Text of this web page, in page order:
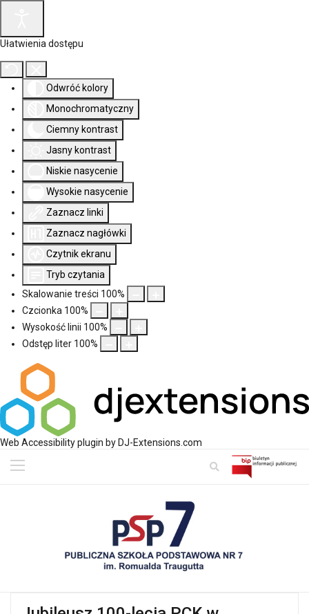
Ułatwienia dostępu
Odwróć kolory
Monochromatyczny
Ciemny kontrast
Jasny kontrast
Niskie nasycenie
Wysokie nasycenie
Zaznacz linki
Zaznacz nagłówki
Czytnik ekranu
Tryb czytania
Skalowanie treści 100%
Czcionka 100%
Wysokość linii 100%
Odstęp liter 100%
Web Accessibility plugin by DJ-Extensions.com